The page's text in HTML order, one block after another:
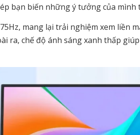
bạn biến những ý tưởng của
mang lại trải nghiệm xem liền
ra, chế độ ánh sáng xanh thấp